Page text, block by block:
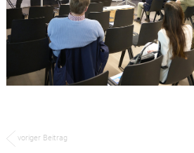
voriger Beitrag